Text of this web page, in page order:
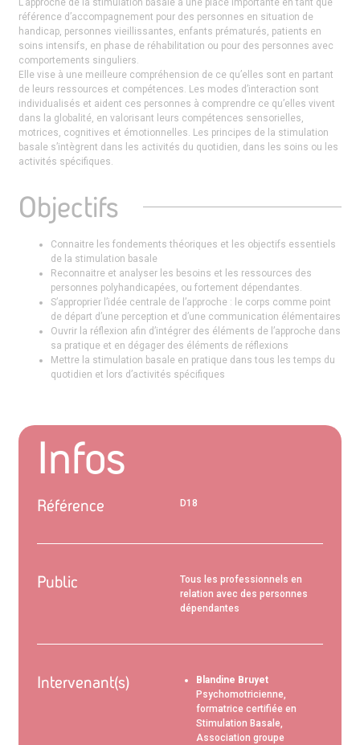
L’approche de la stimulation basale a une place importante en tant que
référence d’accompagnement pour des personnes en situation de
handicap, personnes vieillissantes, enfants prématurés, patients en
soins intensifs, en phase de réhabilitation ou pour des personnes avec
comportements singuliers.
Elle vise à une meilleure compréhension de ce qu’elles sont en partant
de leurs ressources et compétences. Les modes d’interaction sont
individualisés et aident ces personnes à comprendre ce qu’elles vivent
dans la globalité, en valorisant leurs compétences sensorielles,
motrices, cognitives et émotionnelles. Les principes de la stimulation
basale s’intègrent dans les activités du quotidien, dans les soins ou les
activités spécifiques.
Objectifs
Connaitre les fondements théoriques et les objectifs essentiels
de la stimulation basale
Reconnaitre et analyser les besoins et les ressources des
personnes polyhandicapées, ou fortement dépendantes.
S’approprier l’idée centrale de l’approche : le corps comme point
de départ d’une perception et d’une communication élémentaires
Ouvrir la réflexion afin d’intégrer des éléments de l’approche dans
sa pratique et en dégager des éléments de réflexions
Mettre la stimulation basale en pratique dans tous les temps du
quotidien et lors d’activités spécifiques
Infos
Référence D18
Public
Tous les professionnels en
relation avec des personnes
dépendantes
Intervenant(s)
Blandine Bruyet
Psychomotricienne,
formatrice certifiée en
Stimulation Basale,
Association groupe